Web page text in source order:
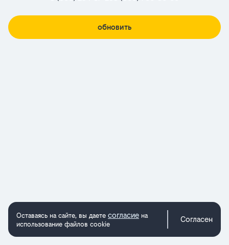
обновить
Оставаясь на сайте, вы даете согласие на
использование файлов cookie
Согласен